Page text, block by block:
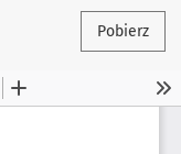
Pobierz